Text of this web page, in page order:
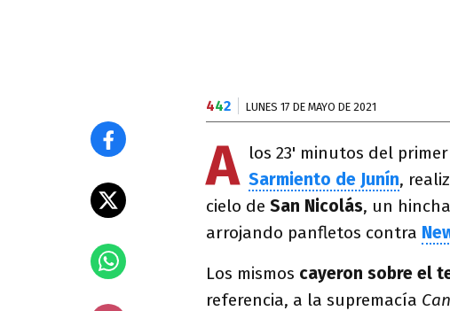
442 LUNES 17 DE MAYO DE 2021
A los 23' minutos del
Sarmiento de Junín,
cielo de San Nicolás, un
arrojando panfletos contra
Los mismos cayeron sobre el
referencia, a la supremacía